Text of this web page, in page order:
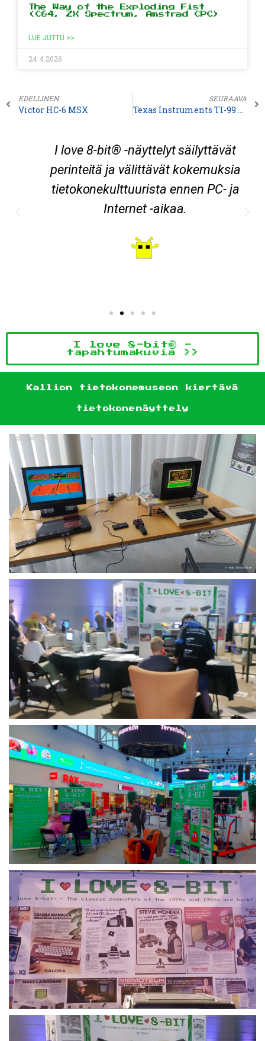
The Way of the Exploding Fist
(C64, ZX Spectrum, Amstrad CPC)
LUE JUTTU >>
24.4.2026
EDELLINEN
Victor HC-6 MSX
SEURAAVA
Texas Instruments TI-99 4A
I love 8-bit® -näyttelyt säilyttävät
perinteitä ja välittävät kokemuksia
tietokonekulttuurista ennen PC- ja
Internet -aikaa.
I love 8-bit® -
tapahtumakuvia >>
Kallion tietokonemuseon kiertävä
tietokonenäyttely